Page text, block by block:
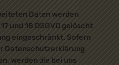
Daten werden
und 18 DSGVO gelöscht
eingeschränkt. Sofern
Datenschutzerklärung
werden die bei uns